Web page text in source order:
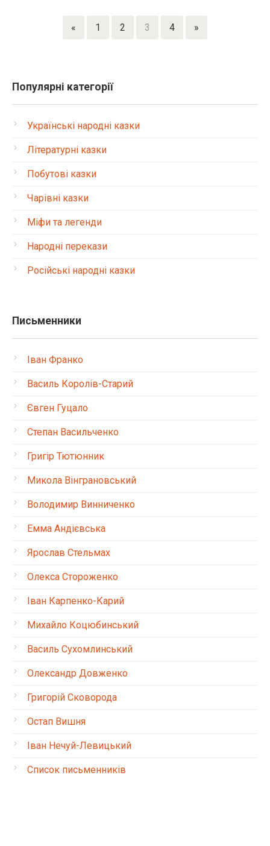
« 1 2 3 4 »
Популярні категорії
Українські народні казки
Літературні казки
Побутові казки
Чарівні казки
Міфи та легенди
Народні перекази
Російські народні казки
Письменники
Іван Франко
Василь Королів-Старий
Євген Гуцало
Степан Васильченко
Григір Тютюнник
Микола Вінграновський
Володимир Винниченко
Емма Андієвська
Ярослав Стельмах
Олекса Стороженко
Іван Карпенко-Карий
Михайло Коцюбинський
Василь Сухомлинський
Олександр Довженко
Григорій Сковорода
Остап Вишня
Іван Нечуй-Левицький
Список письменників